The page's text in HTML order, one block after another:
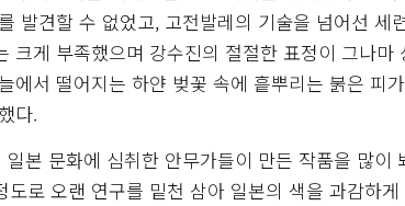
발견할 수 없었고, 고전발레의 기술을 넘어선
크게 부족했으며 강수진의 절절한 표정이 그나
에서 떨어지는 하얀 벚꽃 속에 흩뿌리는 붉은 피
다.
본 문화에 심취한 안무가들이 만든 작품을 많이
도로 오랜 연구를 밑천 삼아 일본의 색을 과감하